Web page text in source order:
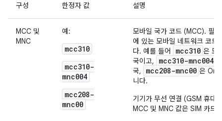
구성 한정자 값 설명
MCC 및
MNC
예:
mcc310
mcc310-
mnc004
mcc208-
mnc00
모바일 국가 코드 (MCC). 필
에 있는 모바일 네트워크 코드
다. 예를 들어
mcc310 은 모
국이고,
mcc310-mnc004
국,
mcc208-mnc00 은
니다.
기기가 무선 연결 (GSM 휴대
MCC 및 MNC 값은 SIM 카드